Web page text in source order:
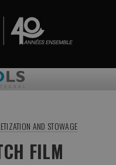
AND STOWAGE
FILM